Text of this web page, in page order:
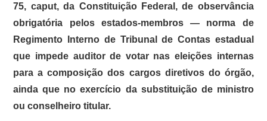
75, caput, da Constituição Federal, de observância
obrigatória pelos estados-membros — norma de
Regimento Interno de Tribunal de Contas estadual
que impede auditor de votar nas eleições internas
para a composição dos cargos diretivos do órgão,
ainda que no exercício da substituição de ministro
ou conselheiro titular.